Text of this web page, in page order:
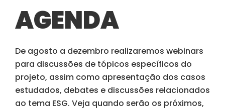
AGENDA
De agosto a dezembro realizaremos webinars
para discussões de tópicos específicos do
projeto, assim como apresentação dos casos
estudados, debates e discussões relacionados
ao tema ESG. Veja quando serão os próximos,